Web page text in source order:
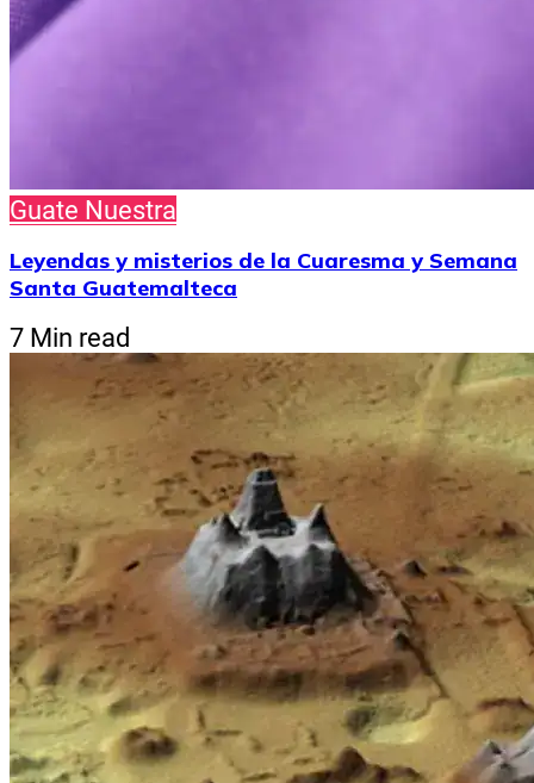
Guate Nuestra
Leyendas y misterios de la Cuaresma y Semana
Santa Guatemalteca
7 Min read